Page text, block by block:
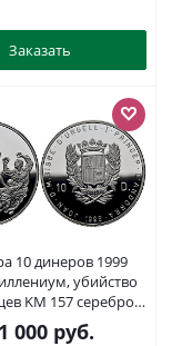
Заказать
10 динеров 1999
убийство
KM 157 серебро
11-152-14
000руб.